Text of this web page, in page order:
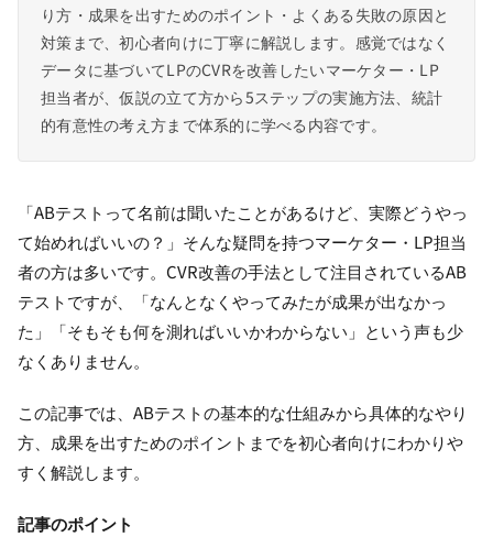
り方・成果を出すためのポイント・よくある失敗の原因と
対策まで、初心者向けに丁寧に解説します。感覚ではなく
データに基づいてLPのCVRを改善したいマーケター・LP
担当者が、仮説の立て方から5ステップの実施方法、統計
的有意性の考え方まで体系的に学べる内容です。
「ABテストって名前は聞いたことがあるけど、実際どうやっ
て始めればいいの？」そんな疑問を持つマーケター・LP担当
者の方は多いです。CVR改善の手法として注目されているAB
テストですが、「なんとなくやってみたが成果が出なかっ
た」「そもそも何を測ればいいかわからない」という声も少
なくありません。
この記事では、ABテストの基本的な仕組みから具体的なやり
方、成果を出すためのポイントまでを初心者向けにわかりや
すく解説します。
記事のポイント